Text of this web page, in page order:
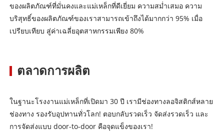
ของผลิตภัณฑ์ที่มั่นคงและแม่เหล็กที่ดีเยี่ยม ความสม่ำเสมอ ความ
บริสุทธิ์ของผลิตภัณฑ์ของเราสามารถเข้าถึงได้มากกว่า 95% เมื่อ
เปรียบเทียบ สู่ค่าเฉลี่ยอุตสาหกรรมเพียง 80%
ตลาดการผลิต
ในฐานะโรงงานแม่เหล็กที่เปิดมา 30 ปี เรามีช่องทางลอจิสติกส์หลาย
ช่องทาง รองรับอุปทานทั่วโลก! ตอบกลับรวดเร็ว จัดส่งรวดเร็ว และ
การจัดส่งแบบ door-to-door คือจุดแข็งของเรา!